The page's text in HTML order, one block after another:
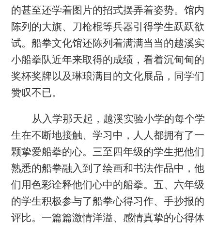
的甚至还学着图片的招式摆弄着姿势。馆内
陈列的大旗、刀枪棍等兵器引得学生跃跃欲
试。船拳文化馆还陈列着满满当当的越溪实
小船拳队近年来取得的成绩，看着沉甸甸的
奖杯奖牌以及琳琅满目的文化展品，同学们
赞叹不已。
从入学那天起，越溪实验小学的每个学
生在不断地接触、学习中，人人都拥有了一
颗挚爱船拳的心。三至四年级的学生把他们
熟悉的船拳融入到了绘画和书法作品中，他
们用色彩诠释他们心中的船拳。五、六年级
的学生积极参与了船拳心得习作、手抄报的
评比。一篇篇激情洋溢、感情真挚的心得体